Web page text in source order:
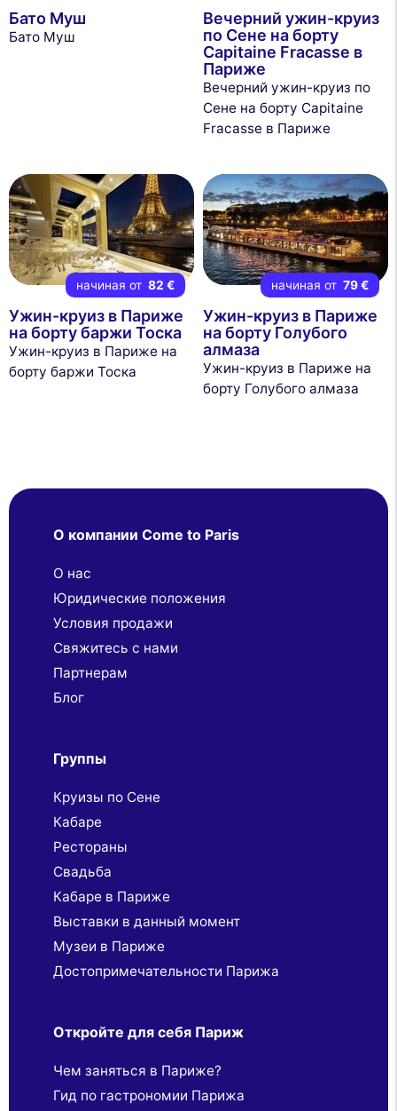
Бато Муш
Бато Муш
Вечерний ужин-круиз
по Сене на борту
Capitaine Fracasse в
Париже
Вечерний ужин-круиз по
Сене на борту Capitaine
Fracasse в Париже
начиная от 82 €
Ужин-круиз в Париже
на борту баржи Тоска
Ужин-круиз в Париже на
борту баржи Тоска
начиная от 79 €
Ужин-круиз в Париже
на борту Голубого
алмаза
Ужин-круиз в Париже на
борту Голубого алмаза
О компании Come to Paris
О нас
Юридические положения
Условия продажи
Свяжитесь с нами
Партнерaм
Блог
Группы
Круизы по Сене
Кабаре
Рестораны
Свадьба
Кабаре в Париже
Выставки в данный момент
Музеи в Париже
Достопримечательности Парижа
Откройте для себя Париж
Чем заняться в Париже?
Гид по гастрономии Парижа